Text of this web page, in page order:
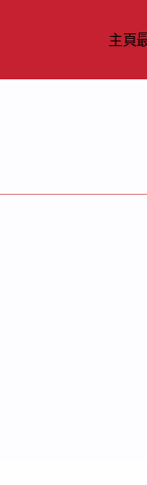
主頁